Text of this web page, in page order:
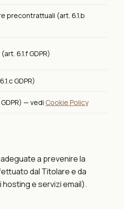
precontrattuali (art. 6.1.b
6.1.f GDPR)
GDPR)
— vedi Cookie Policy
a prevenire la
dal Titolare e da
e servizi email).